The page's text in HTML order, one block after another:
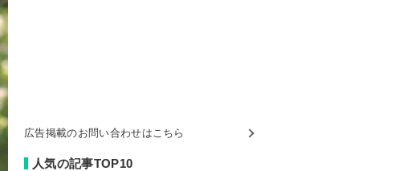
広告掲載のお問い合わせはこちら
人気の記事TOP10